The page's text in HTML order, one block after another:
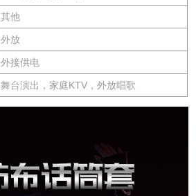
其他
外放
外接供电
舞台演出，家庭KTV，外放唱歌